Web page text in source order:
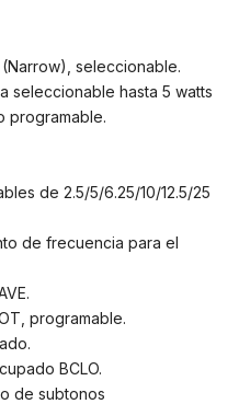
seleccionable.
seleccionable hasta 5 watts
programable.
de 2.5/5/6.25/10/12.5/25
de frecuencia para el
programable.
BCLO.
de subtonos